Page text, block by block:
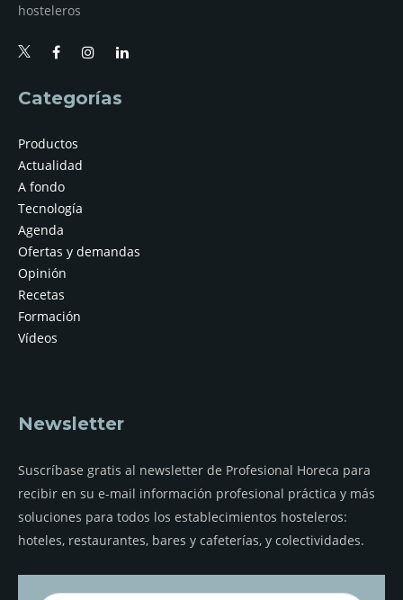
hosteleros
Categorías
Productos
Actualidad
A fondo
Tecnología
Agenda
Ofertas y demandas
Opinión
Recetas
Formación
Vídeos
Newsletter
Suscríbase gratis al newsletter de Profesional Horeca para
recibir en su e-mail información profesional práctica y más
soluciones para todos los establecimientos hosteleros:
hoteles, restaurantes, bares y cafeterías, y colectividades.